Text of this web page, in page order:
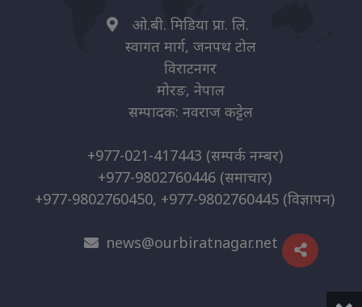
ओ.बी. मिडिया प्रा. लि.
स्वागत मार्ग, जनपथ टोल
विराटनगर
मोरङ, नेपाल
सम्पादक: नवराज कट्टेल
+977-021-417443 (सम्पर्क नम्बर)
+977-9802760446 (समाचार)
+977-9802760450, +977-9802760445 (विज्ञापन)
news@ourbiratnagar.net